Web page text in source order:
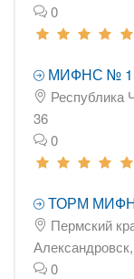
0
МИФНС № 1
Республика
36
0
ТОРМ
Пермский
0